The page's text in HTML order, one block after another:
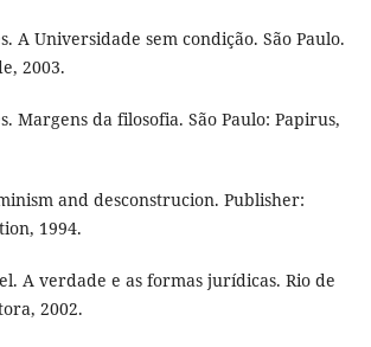
A Universidade sem condição. São Paulo.
2003.
Margens da filosofia. São Paulo: Papirus,
and desconstrucion. Publisher:
1994.
A verdade e as formas jurídicas. Rio de
2002.